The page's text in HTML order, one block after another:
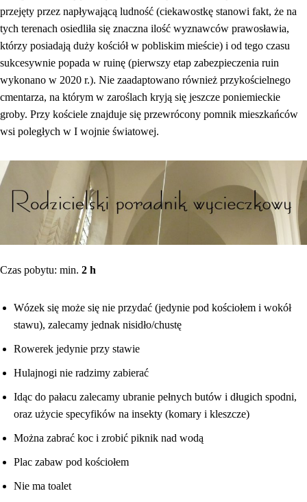
przejęty przez napływającą ludność (ciekawostkę stanowi fakt, że na
tych terenach osiedliła się znaczna ilość wyznawców prawosławia,
którzy posiadają duży kościół w pobliskim mieście) i od tego czasu
sukcesywnie popada w ruinę (pierwszy etap zabezpieczenia ruin
wykonano w 2020 r.). Nie zaadaptowano również przykościelnego
cmentarza, na którym w zaroślach kryją się jeszcze poniemieckie
groby. Przy kościele znajduje się przewrócony pomnik mieszkańców
wsi poległych w I wojnie światowej.
Czas pobytu: min. 2 h
Wózek się może się nie przydać (jedynie pod kościołem i wokół
stawu), zalecamy jednak nisidło/chustę
Rowerek jedynie przy stawie
Hulajnogi nie radzimy zabierać
Idąc do pałacu zalecamy ubranie pełnych butów i długich spodni,
oraz użycie specyfików na insekty (komary i kleszcze)
Można zabrać koc i zrobić piknik nad wodą
Plac zabaw pod kościołem
Nie ma toalet